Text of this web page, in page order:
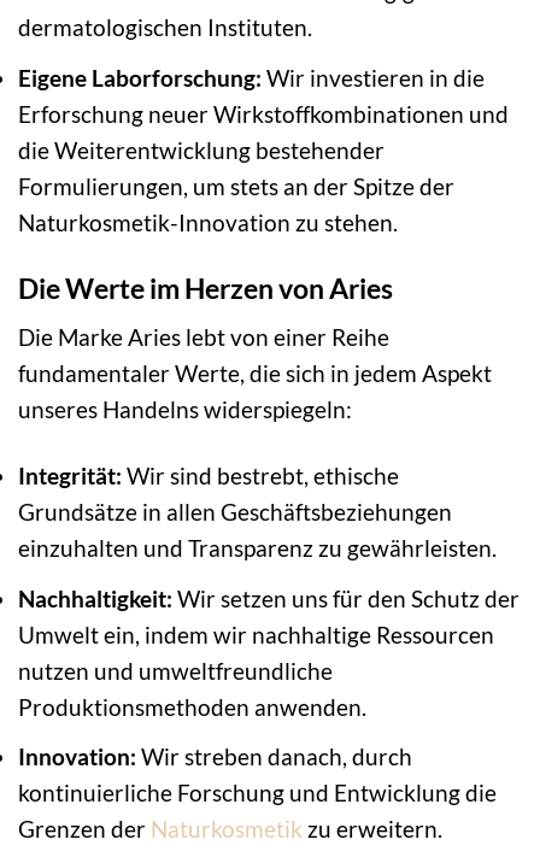
dermatologischen Instituten.
Eigene Laborforschung: Wir investieren in die
Erforschung neuer Wirkstoffkombinationen und
die Weiterentwicklung bestehender
Formulierungen, um stets an der Spitze der
Naturkosmetik-Innovation zu stehen.
Die Werte im Herzen von Aries
Die Marke Aries lebt von einer Reihe
fundamentaler Werte, die sich in jedem Aspekt
unseres Handelns widerspiegeln:
Integrität: Wir sind bestrebt, ethische
Grundsätze in allen Geschäftsbeziehungen
einzuhalten und Transparenz zu gewährleisten.
Nachhaltigkeit: Wir setzen uns für den Schutz der
Umwelt ein, indem wir nachhaltige Ressourcen
nutzen und umweltfreundliche
Produktionsmethoden anwenden.
Innovation: Wir streben danach, durch
kontinuierliche Forschung und Entwicklung die
Grenzen der Naturkosmetik zu erweitern.